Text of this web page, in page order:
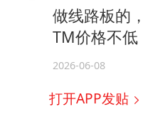
做线路板的
TM价格不低
2026-06-08
打开APP发贴